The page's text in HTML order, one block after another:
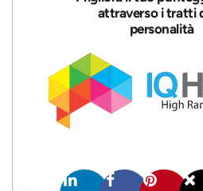
attraverso i tratti
personalità